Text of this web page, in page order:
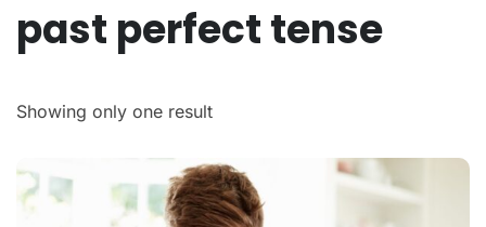
past perfect tense
Showing only one result